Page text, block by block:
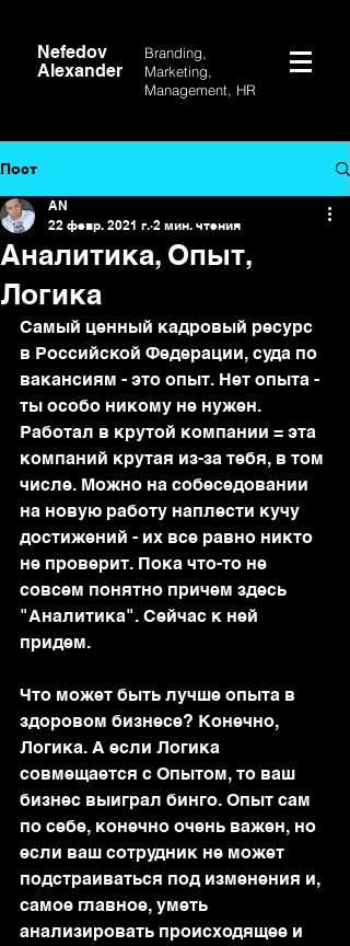
Nefedov
Alexander
Branding,
Marketing,
Management, HR
Пост
Аналитика, Опыт,
Логика
AN
22 февр. 2021 г. 2 мин. чтения
Самый ценный кадровый ресурс
в Российской Федерации, суда по
вакансиям - это опыт. Нет опыта -
ты особо никому не нужен.
Работал в крутой компании = эта
компаний крутая из-за тебя, в том
числе. Можно на собеседовании
на новую работу наплести кучу
достижений - их все равно никто
не проверит. Пока что-то не
совсем понятно причем здесь
"Аналитика". Сейчас к ней
придем.
Что может быть лучше опыта в
здоровом бизнесе? Конечно,
Логика. А если Логика
совмещается с Опытом, то ваш
бизнес выиграл бинго. Опыт сам
по себе, конечно очень важен, но
если ваш сотрудник не может
подстраиваться под изменения и,
самое главное, уметь
анализировать происходящее и